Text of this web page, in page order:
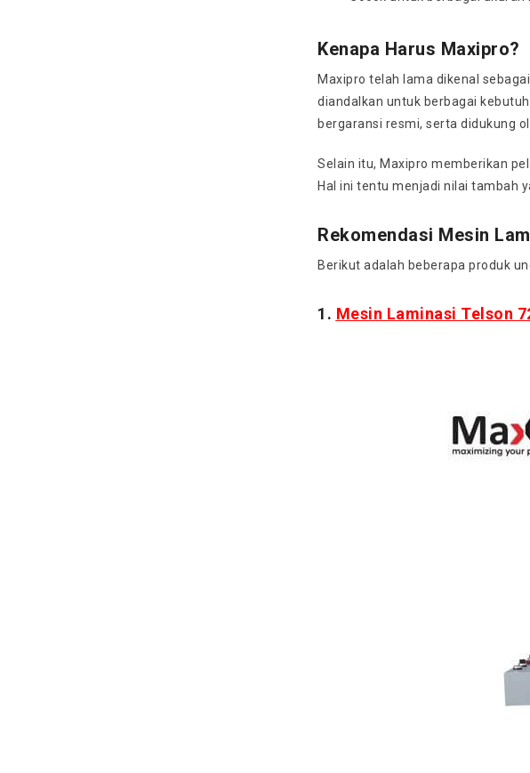
Kenapa Harus Maxipro?
Maxipro telah lama dikenal
diandalkan untuk berbagai
bergaransi resmi, serta didukung
Selain itu, Maxipro memberikan
Hal ini tentu menjadi nilai tambah
Rekomendasi Mesin
Berikut adalah beberapa produk
1. Mesin Laminasi Telson